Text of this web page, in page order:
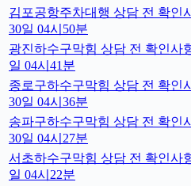
김포공항주차대행 상담 전 확인
30일 04시50분
광진하수구막힘 상담 전 확인사
일 04시41분
종로구하수구막힘 상담 전 확인
30일 04시36분
송파구하수구막힘 상담 전 확인
30일 04시27분
서초하수구막힘 상담 전 확인사
일 04시22분